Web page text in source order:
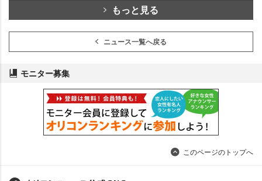
もっと見る
ニュース一覧へ戻る
モニター募集
このページのトップへ